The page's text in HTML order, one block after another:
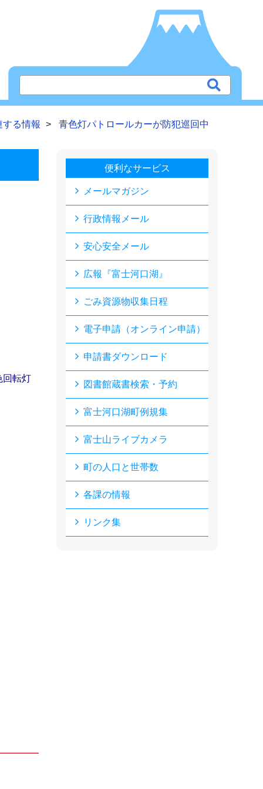
る情報 青色灯パトロールカーが防犯巡回中
回転灯
便利なサービス
メールマガジン
行政情報メール
安心安全メール
広報『富士河口湖』
ごみ資源物収集日程
電子申請（オンライン申請）
申請書ダウンロード
図書館蔵書検索・予約
富士河口湖町例規集
富士山ライブカメラ
町の人口と世帯数
各課の情報
リンク集